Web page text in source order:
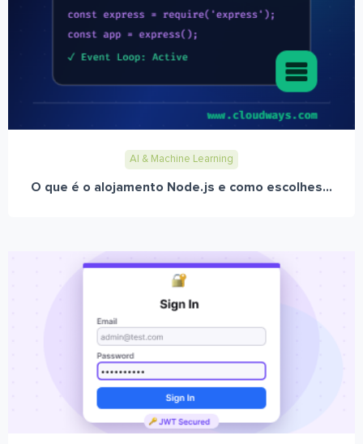
AI & Machine Learning
O que é o alojamento Node.js e como escolhes...